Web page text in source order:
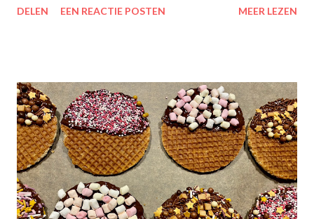
voor onze planeet, nietwaar?
DELEN EEN REACTIE POSTEN MEER LEZEN